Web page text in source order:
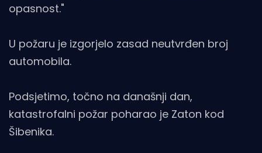
opasnost."
U požaru je izgorjelo zasad neutvrđen broj
automobila.
Podsjetimo, točno na današnji dan,
katastrofalni požar poharao je Zaton kod
Šibenika.